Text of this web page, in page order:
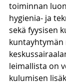
toiminnan
hygienia- ja
sekä fyysisen
kuntayhtymän
leimallista on
kulumisen